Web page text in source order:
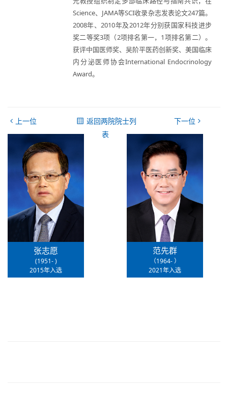
Science、JAMA等SCI收录杂志发表论文247篇。
2008年、2010年及2012年分别获国家科技进步
奖二等奖3项（2项排名第一，1项排名第二）。
获评中国医师奖、吴阶平医药创新奖、美国临床
内分泌医师协会International Endocrinology
Award。
上一位
张志愿
(1951- )
2015年入选
返回两院院士列
表
下一位
范先群
（1964- ）
2021年入选